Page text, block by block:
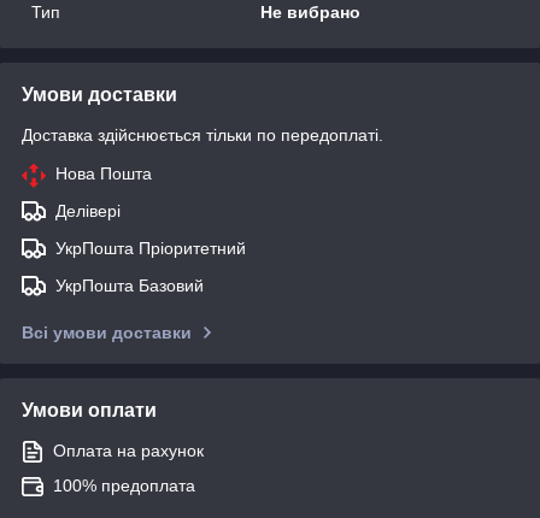
Тип
Не вибрано
Умови доставки
Доставка здійснюється тільки по передоплаті.
Нова Пошта
Делівері
УкрПошта Пріоритетний
УкрПошта Базовий
Всі умови доставки
Умови оплати
Оплата на рахунок
100% предоплата